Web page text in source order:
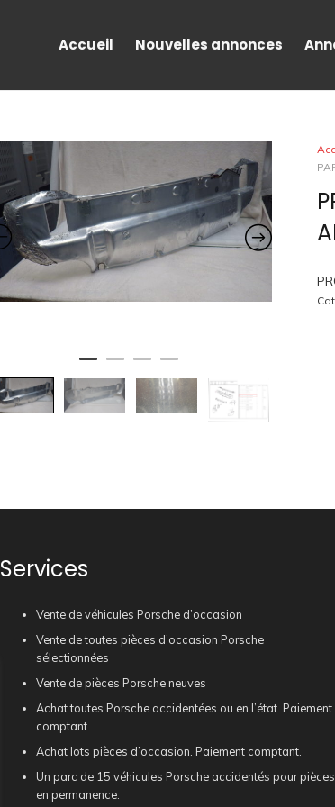
Accueil Nouvelles annonces
Services
Vente de véhicules Porsche d’occasion
Vente de toutes pièces d’occasion Porsche
sélectionnées
Vente de pièces Porsche neuves
Achat toutes Porsche accidentées ou en l’état. Paiement
comptant
Achat lots pièces d’occasion. Paiement comptant.
Un parc de 15 véhicules Porsche accidentés pour pièces
en permanence.